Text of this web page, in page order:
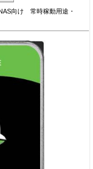
向け 常時稼動用途・